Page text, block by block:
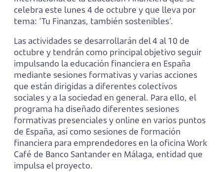
celebra este lunes 4 de octubre y que lleva por
tema: ‘Tu Finanzas, también sostenibles’.
Las actividades se desarrollarán del 4 al 10 de
octubre y tendrán como principal objetivo seguir
impulsando la educación financiera en España
mediante sesiones formativas y varias acciones
que están dirigidas a diferentes colectivos
sociales y a la sociedad en general. Para ello, el
programa ha diseñado diferentes sesiones
formativas presenciales y online en varios puntos
de España, así como sesiones de formación
financiera para emprendedores en la oficina Work
Café de Banco Santander en Málaga, entidad que
impulsa el proyecto.